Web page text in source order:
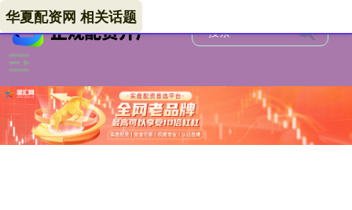
华夏配资网 相关话题